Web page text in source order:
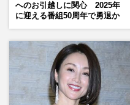
へのお引越しに関心 2025年
に迎える番組50周年で勇退か